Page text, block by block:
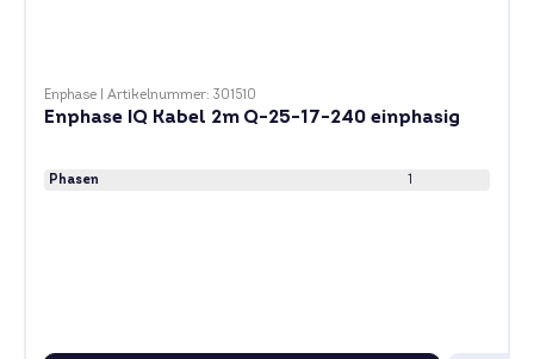
Enphase Artikelnummer: 301510
Enphase IQ Kabel 2m Q-25-17-240 einphasig
Phasen 1